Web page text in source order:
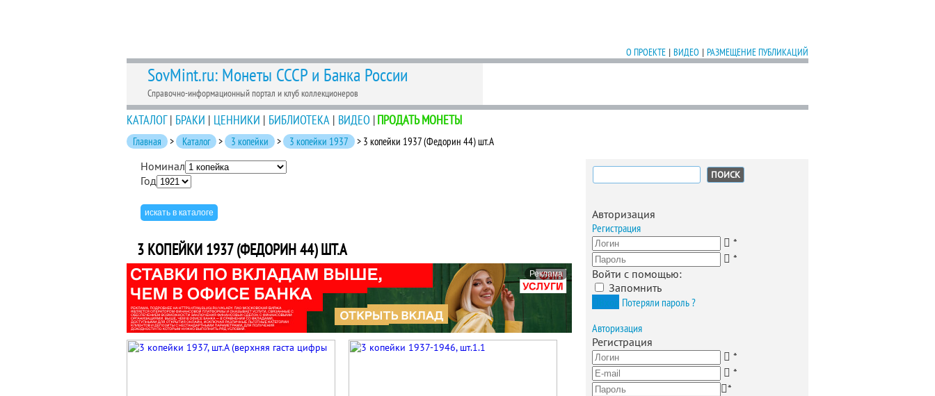
О ПРОЕКТЕ | ВИДЕО | РАЗМЕЩЕНИЕ ПУБЛИКАЦИЙ
SovMint.ru: Монеты СССР и Банка России
Справочно-информационный портал и клуб коллекционеров
КАТАЛОГ| БРАКИ | ЦЕННИКИ | БИБЛИОТЕКА | ВИДЕО |ПРОДАТЬ МОНЕТЫ
Главная > Каталог > 3 копейки > 3 копейки 1937 > 3 копейки 1937 (Федорин 44) шт.А
Номинал
Год
3 КОПЕЙКИ 1937 (ФЕДОРИН 44) ШТ.А
Реклама
Найти:
Авторизация
Регистрация
*
*
Войти с помощью:
Запомнить
Потеряли пароль ?
Авторизация
Регистрация
*
*
*